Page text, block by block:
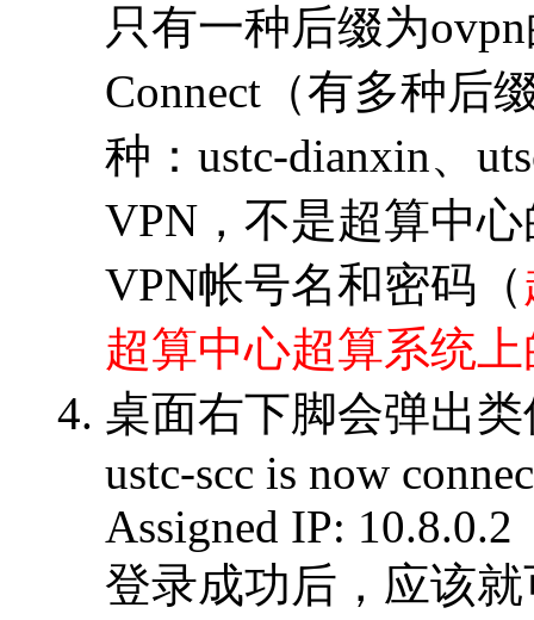
只有一种后缀为
Connect（有多种后
种：ustc-dianxin、
VPN，不是超算中
VPN帐号名和密码（
超算中心超算系统
桌面右下脚会弹出
ustc-scc is now
Assigned IP: 10.8.0.2
登录成功后，应该